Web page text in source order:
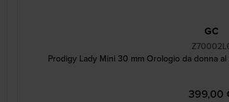
GC
Prodigy Lady Mini 30 mm Orologio da donna
399,00